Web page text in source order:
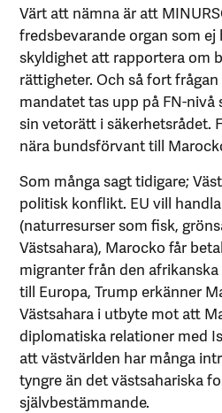
Värt att nämna är att
fredsbevarande organ som
skyldighet att rapportera om
rättigheter. Och så fort
mandatet tas upp på FN-nivå
sin vetorätt i säkerhetsrådet.
nära bundsförvant till
Som många sagt tidigare;
politisk konflikt. EU vill
(naturresurser som fisk,
Västsahara), Marocko får
migranter från den
till Europa, Trump erkänner
Västsahara i utbyte mot att
diplomatiska relationer med
att västvärlden har många
tyngre än det västsahariska
självbestämmande.